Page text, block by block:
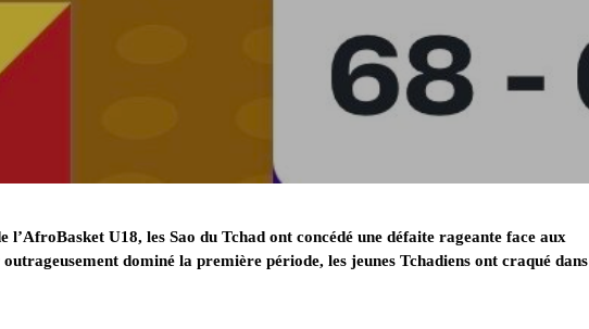
U18, les Sao du Tchad ont concédé une défaite rageante face aux
dominé la première période, les jeunes Tchadiens ont craqué dans